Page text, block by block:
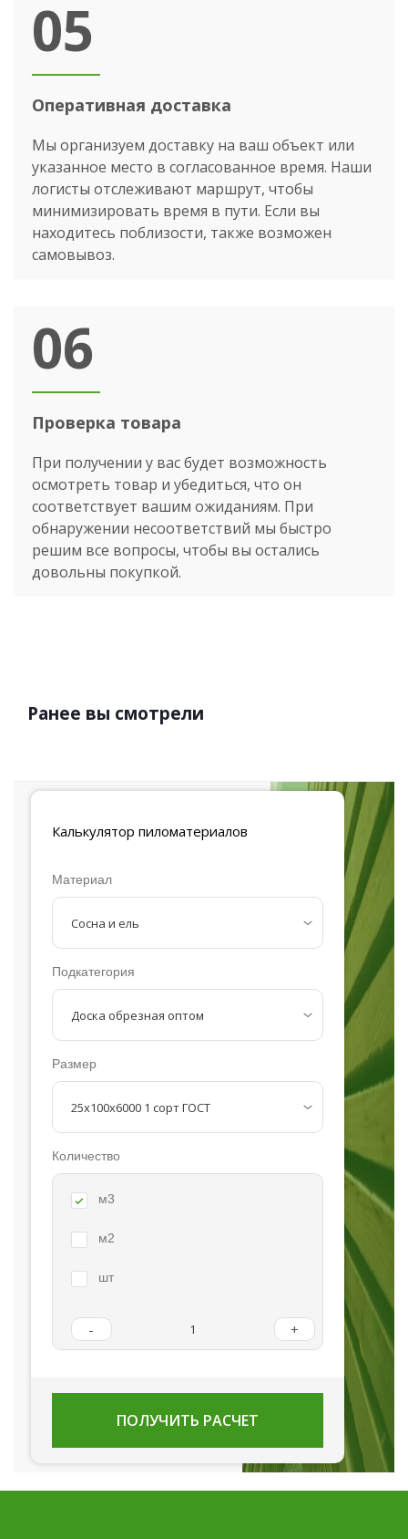
05
Оперативная доставка
Мы организуем доставку на ваш объект или
указанное место в согласованное время. Наши
логисты отслеживают маршрут, чтобы
минимизировать время в пути. Если вы
находитесь поблизости, также возможен
самовывоз.
06
Проверка товара
При получении у вас будет возможность
осмотреть товар и убедиться, что он
соответствует вашим ожиданиям. При
обнаружении несоответствий мы быстро
решим все вопросы, чтобы вы остались
довольны покупкой.
Ранее вы смотрели
Калькулятор пиломатериалов
Материал
Подкатегория
Размер
Количество
м3
м2
шт
- +
ПОЛУЧИТЬ РАСЧЕТ